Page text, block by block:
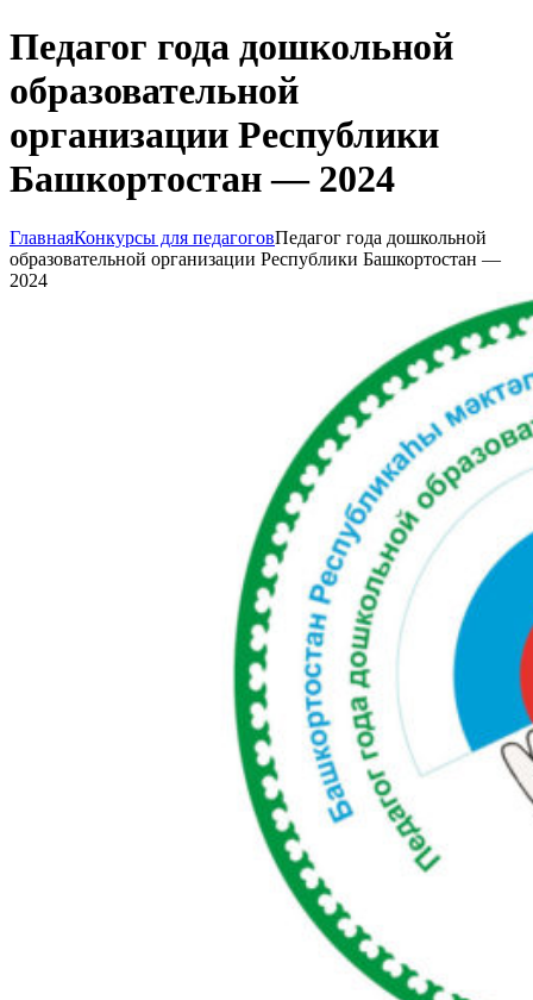
Педагог года дошкольной
образовательной
организации Республики
Башкортостан — 2024
ГлавнаяКонкурсы для педагоговПедагог года дошкольной
образовательной организации Республики Башкортостан —
2024